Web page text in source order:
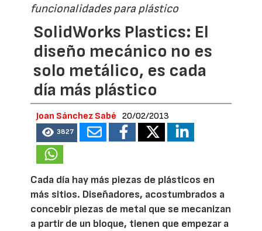
funcionalidades para plástico
SolidWorks Plastics: El
diseño mecánico no es
solo metálico, es cada
día más plástico
Joan Sánchez Sabé 20/02/2013
3827
Cada día hay más piezas de plásticos en
más sitios. Diseñadores, acostumbrados a
concebir piezas de metal que se mecanizan
a partir de un bloque, tienen que empezar a